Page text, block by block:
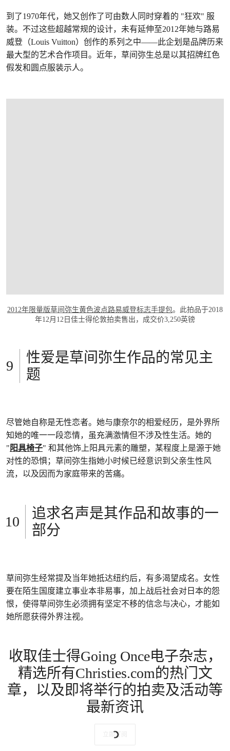
到了1970年代，她又创作了可由数人同时穿着的 "狂欢" 服
装。不过这些超越常规的设计，未有延伸至2012年她与路易
威登（Louis Vuitton）创作的系列之中——此企划是品牌历来
最大型的艺术合作项目。近年，草间弥生总是以其招牌红色
假发和圆点服装示人。
2012年限量版草间弥生黄色波点路易威登标志手提包。此拍品于2018
年12月12日佳士得伦敦拍卖售出，成交价3,250英镑
性爱是草间弥生作品的常见主
题
尽管她自称是无性恋者。她与康奈尔的相爱经历，是外界所
知她的唯一一段恋情，虽充满激情但不涉及性生活。她的
" 阳具椅子" 和其他饰上阳具元素的雕塑，某程度上是源于她
对性的恐惧；草间弥生指她小时候已经意识到父亲生性风
流，以及因而为家庭带来的苦痛。
追求名声是其作品和故事的一
部分
草间弥生经常提及当年她抵达纽约后，有多渴望成名。女性
要在陌生国度建立事业本非易事，加上战后社会对日本的怨
恨，使得草间弥生必须拥有坚定不移的信念与决心，才能如
她所愿获得外界注视。
收取佳士得Going Once电子杂志，
精选所有Christies.com的热门文
章，以及即将举行的拍卖及活动等
最新资讯
立即订阅